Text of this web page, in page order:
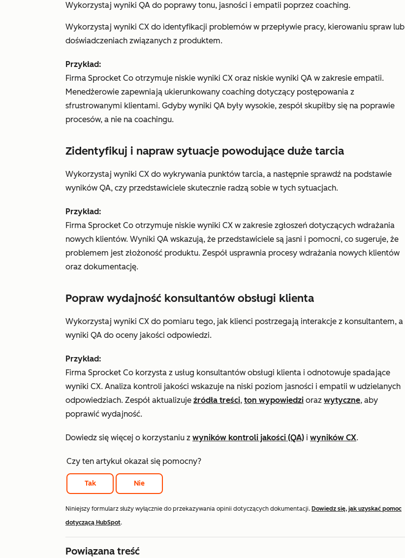
Wykorzystaj wyniki QA do poprawy tonu, jasności i empatii poprzez coaching.
Wykorzystaj wyniki CX do identyfikacji problemów w przepływie pracy, kierowaniu spraw lub
doświadczeniach związanych z produktem.
Przykład:
Firma Sprocket Co otrzymuje niskie wyniki CX oraz niskie wyniki QA w zakresie empatii.
Menedżerowie zapewniają ukierunkowany coaching dotyczący postępowania z
sfrustrowanymi klientami. Gdyby wyniki QA były wysokie, zespół skupiłby się na poprawie
procesów, a nie na coachingu.
Zidentyfikuj i napraw sytuacje powodujące duże tarcia
Wykorzystaj wyniki CX do wykrywania punktów tarcia, a następnie sprawdź na podstawie
wyników QA, czy przedstawiciele skutecznie radzą sobie w tych sytuacjach.
Przykład:
Firma Sprocket Co otrzymuje niskie wyniki CX w zakresie zgłoszeń dotyczących wdrażania
nowych klientów. Wyniki QA wskazują, że przedstawiciele są jasni i pomocni, co sugeruje, że
problemem jest złożoność produktu. Zespół usprawnia procesy wdrażania nowych klientów
oraz dokumentację.
Popraw wydajność konsultantów obsługi klienta
Wykorzystaj wyniki CX do pomiaru tego, jak klienci postrzegają interakcje z konsultantem, a
wyniki QA do oceny jakości odpowiedzi.
Przykład:
Firma Sprocket Co korzysta z usług konsultantów obsługi klienta i odnotowuje spadające
wyniki CX. Analiza kontroli jakości wskazuje na niski poziom jasności i empatii w udzielanych
odpowiedziach. Zespół aktualizuje źródła treści, ton wypowiedzi oraz wytyczne, aby
poprawić wydajność.
Dowiedz się więcej o korzystaniu z wyników kontroli jakości (QA) i wyników CX.
Czy ten artykuł okazał się pomocny?
Tak Nie
Niniejszy formularz służy wyłącznie do przekazywania opinii dotyczących dokumentacji. Dowiedz się, jak uzyskać pomoc
dotyczącą HubSpot.
Powiązana treść